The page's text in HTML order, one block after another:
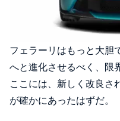
フェラーリはもっと大胆
へと進化させるべく、限
ここには、新しく改良さ
が確かにあったはずだ。